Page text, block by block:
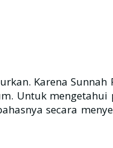
Karena
Untuk
secara